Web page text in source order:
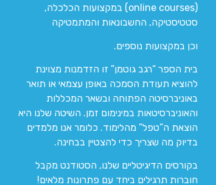
(online courses) במקצועות הכלכלה,
סטטיסטיקה, החשבונאות והמתמטיקה
וכן במקצועות נוספים.
בית הספר “רגב גוטמן” זו הזדמנות מצוינת
להוציא תעודת הסמכה באופן עצמאי או תואר
באוניברסיטה הפתוחה ובשאר המכללות
והאוניברסיטאות במינימום זמן. השיטה שלנו היא
הוצאת ה”טפל” מהלימוד. כלומר אנו מלמדים
בדיוק מה שצריך כדי להצטיין בבחינה.
בקורסים הדיגיטליים שלנו, הסטודנט מקבל
חוברות תרגילים ביחד עם פתרונות מלאים!